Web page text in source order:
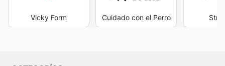
Vicky Form Cuidado con el Perro